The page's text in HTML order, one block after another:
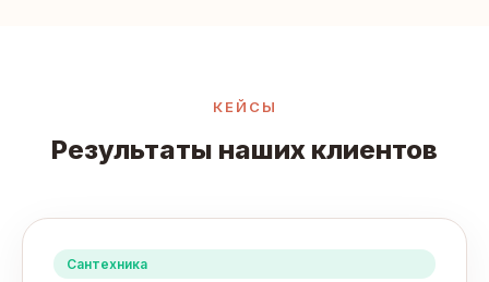
КЕЙСЫ
Результаты наших клиентов
Сантехника